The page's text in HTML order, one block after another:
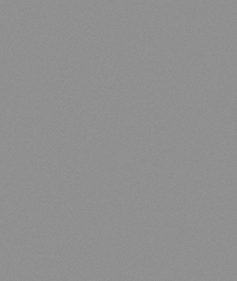
SUR